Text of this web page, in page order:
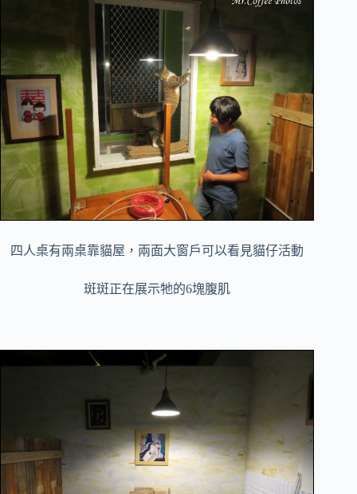
四人桌有兩桌靠貓屋，兩面大窗戶可以看見貓仔活動
斑斑正在展示牠的6塊腹肌